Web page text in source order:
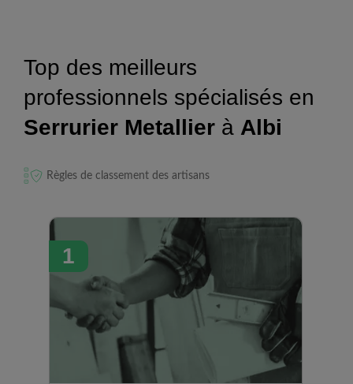
Top des meilleurs
professionnels spécialisés en
Serrurier Metallier à Albi
Règles de classement des artisans
1